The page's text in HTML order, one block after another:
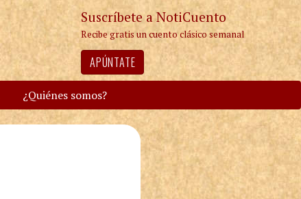
Suscríbete a NotiCuento
Recibe gratis un cuento clásico semanal
APÚNTATE
¿Quiénes somos?